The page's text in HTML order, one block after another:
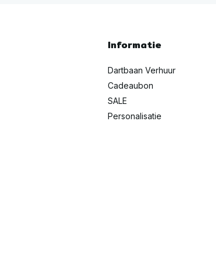
Informatie
Dartbaan Verhuur
Cadeaubon
SALE
Personalisatie